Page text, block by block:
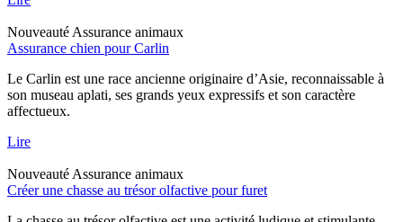
Nouveauté Assurance animaux
Assurance chien pour Carlin
Le Carlin est une race ancienne originaire d’Asie, reconnaissable à
son museau aplati, ses grands yeux expressifs et son caractère
affectueux.
Lire
Nouveauté Assurance animaux
Créer une chasse au trésor olfactive pour furet